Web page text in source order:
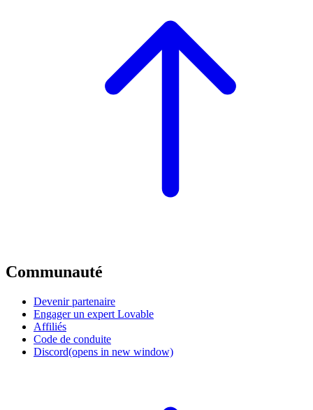
Communauté
Devenir partenaire
Engager un expert Lovable
Affiliés
Code de conduite
Discord(opens in new window)